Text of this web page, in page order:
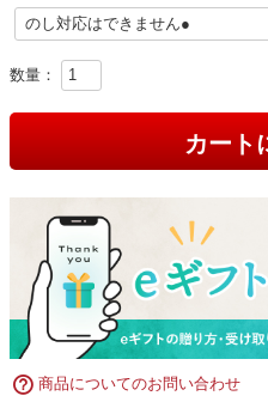
カート
商品についてのお問い合わせ